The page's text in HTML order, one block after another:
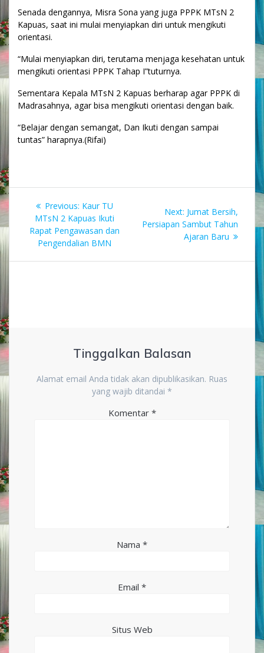
Senada dengannya, Misra Sona yang juga PPPK MTsN 2
Kapuas, saat ini mulai menyiapkan diri untuk mengikuti
orientasi.
“Mulai menyiapkan diri, terutama menjaga kesehatan untuk
mengikuti orientasi PPPK Tahap I”tuturnya.
Sementara Kepala MTsN 2 Kapuas berharap agar PPPK di
Madrasahnya, agar bisa mengikuti orientasi dengan baik.
“Belajar dengan semangat, Dan Ikuti dengan sampai
tuntas” harapnya.(Rifai)
Navigasi
pos
Previous: Previous
post:
Kaur TU
MTsN 2 Kapuas Ikuti
Rapat Pengawasan dan
Pengendalian BMN
Next: Next
post:
Jumat Bersih,
Persiapan Sambut Tahun
Ajaran Baru
Tinggalkan Balasan
Alamat email Anda tidak akan dipublikasikan. Ruas
yang wajib ditandai *
Komentar *
Nama *
Email *
Situs Web